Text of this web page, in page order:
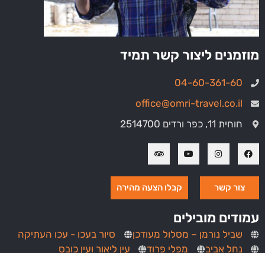
מוזמנים ליצור קשר תמיד
04-60-361-60
office@omri-travel.co.il
חוחית 11, כפר ורדים 2514700
צור קשר קבלו הצעה מהירה
עמודים מובילים
שביל נורמן – מסלול מעודכן
סיור בעכו - עכו העתיקה
נחל אביב
מפלי פרוד עין ליאור ועין כובס